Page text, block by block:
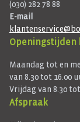
(030) 282 78 88
E-mail
Openingstijden
Maandag tot en
van 8.30 tot 16.00
Vrijdag van 8.30 tot
Afspraak